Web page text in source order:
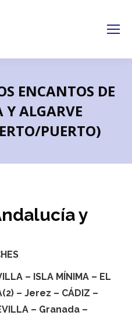
ENCANTOS DE
ALGARVE
PUERTO)
y
– ISLA MÍNIMA – EL
– Jerez – CÁDIZ –
– Granada –